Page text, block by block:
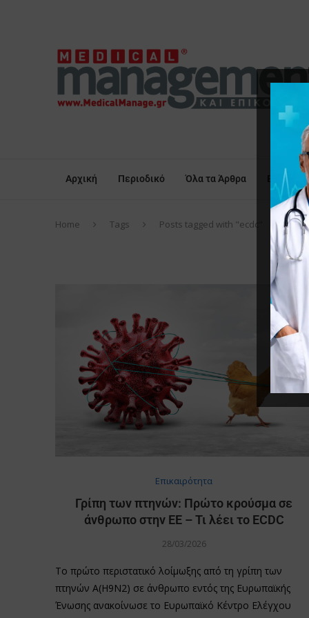
Αρχική Περιοδικό Όλα τα Άρθρα
Home Tags Posts tagged with "ecdc"
Επικαιρότητα
Γρίπη των πτηνών: Πρώτο κρούσμα σε
άνθρωπο στην ΕΕ – Τι λέει το ECDC
28/03/2026
Το πρώτο περιστατικό λοίμωξης από τη γρίπη των
πτηνών A(H9N2) σε άνθρωπο εντός της Ευρωπαϊκής
Ένωσης ανακοίνωσε το Ευρωπαϊκό Κέντρο Ελέγχου